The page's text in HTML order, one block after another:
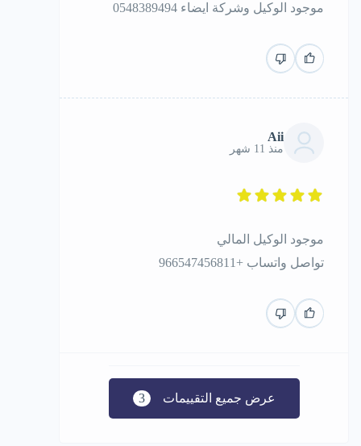
موجود الوكيل وشركة ايضاء 0548389494
Aii
منذ 11 شهر
موجود الوكيل المالي
تواصل واتساب +966547456811
عرض جميع التقييمات 3